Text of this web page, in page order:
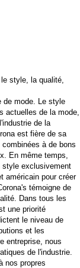
style, la qualité,
de mode. Le style
actuelles de la mode,
de la
est fière de sa
à de bons
En même temps,
style exclusivement
américain pour créer
témoigne de
Dans tous les
une priorité
le niveau de
et les
entreprise, nous
de l'industrie.
nos propres